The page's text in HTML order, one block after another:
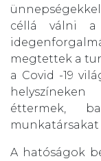
céllá válni a
megtettek a
a Covid -19
éttermek,
A hatóságok